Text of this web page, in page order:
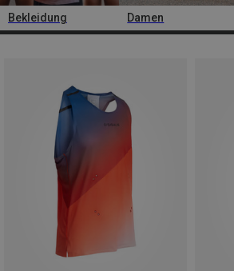
Bekleidung Damen